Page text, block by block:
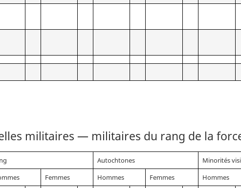
militaires — militaires du rang de la
Autochtones Minorités
Femmes Hommes Femmes Hommes